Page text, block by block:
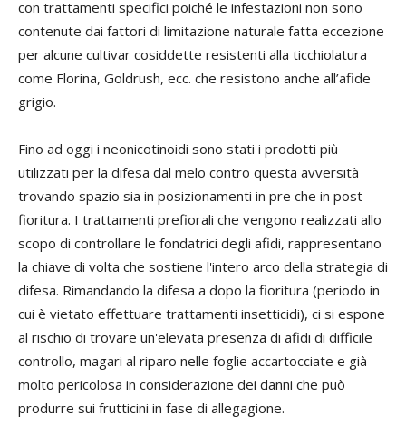
con trattamenti specifici poiché le infestazioni non sono
contenute dai fattori di limitazione naturale fatta eccezione
per alcune cultivar cosiddette resistenti alla ticchiolatura
come Florina, Goldrush, ecc. che resistono anche all’afide
grigio.
Fino ad oggi i neonicotinoidi sono stati i prodotti più
utilizzati per la difesa dal melo contro questa avversità
trovando spazio sia in posizionamenti in pre che in post-
fioritura. I trattamenti prefiorali che vengono realizzati allo
scopo di controllare le fondatrici degli afidi, rappresentano
la chiave di volta che sostiene l'intero arco della strategia di
difesa. Rimandando la difesa a dopo la fioritura (periodo in
cui è vietato effettuare trattamenti insetticidi), ci si espone
al rischio di trovare un'elevata presenza di afidi di difficile
controllo, magari al riparo nelle foglie accartocciate e già
molto pericolosa in considerazione dei danni che può
produrre sui frutticini in fase di allegagione.